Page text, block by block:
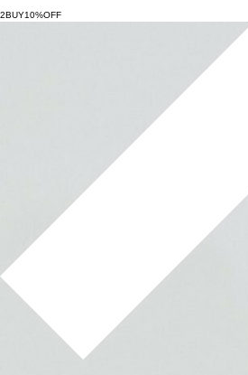
2BUY10%OFF